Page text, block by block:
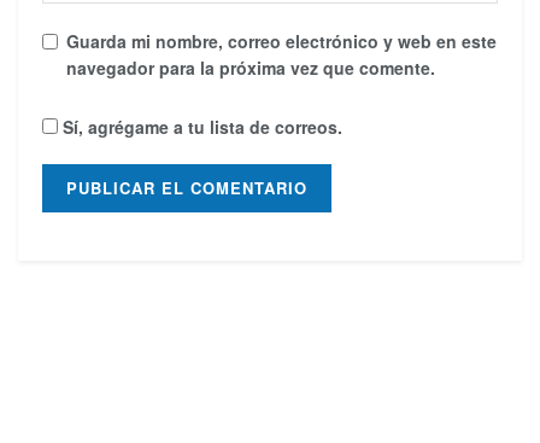
Guarda mi nombre, correo electrónico y web en este
navegador para la próxima vez que comente.
Sí, agrégame a tu lista de correos.